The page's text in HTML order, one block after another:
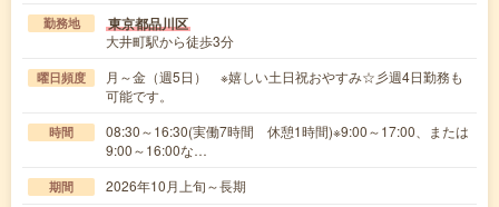
勤務地 東京都品川区
大井町駅から徒歩3分
曜日頻度
月～金（週5日） ※嬉しい土日祝おやすみ☆彡週4日勤務も
可能です。
時間
08:30～16:30(実働7時間 休憩1時間)※9:00～17:00、または
9:00～16:00な…
期間 2026年10月上旬～長期